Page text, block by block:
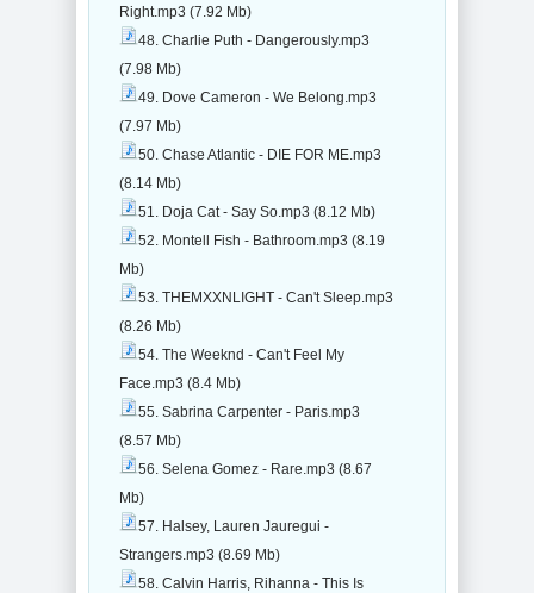
Right.mp3 (7.92 Mb)
48. Charlie Puth - Dangerously.mp3
(7.98 Mb)
49. Dove Cameron - We Belong.mp3
(7.97 Mb)
50. Chase Atlantic - DIE FOR ME.mp3
(8.14 Mb)
51. Doja Cat - Say So.mp3 (8.12 Mb)
52. Montell Fish - Bathroom.mp3 (8.19
Mb)
53. THEMXXNLIGHT - Can't Sleep.mp3
(8.26 Mb)
54. The Weeknd - Can't Feel My
Face.mp3 (8.4 Mb)
55. Sabrina Carpenter - Paris.mp3
(8.57 Mb)
56. Selena Gomez - Rare.mp3 (8.67
Mb)
57. Halsey, Lauren Jauregui -
Strangers.mp3 (8.69 Mb)
58. Calvin Harris, Rihanna - This Is